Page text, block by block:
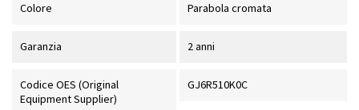
Colore Parabola cromata
Garanzia 2 anni
Codice OES (Original
Equipment Supplier)
GJ6R510K0C